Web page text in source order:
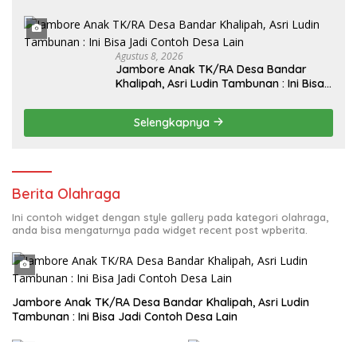
Agustus 8, 2026
Jambore Anak TK/RA Desa Bandar
Khalipah, Asri Ludin Tambunan : Ini Bisa
Selengkapnya
Berita Olahraga
Ini contoh widget dengan style gallery pada kategori olahraga,
anda bisa mengaturnya pada widget recent post wpberita.
Jambore Anak TK/RA Desa Bandar Khalipah, Asri Ludin
Tambunan : Ini Bisa Jadi Contoh Desa Lain